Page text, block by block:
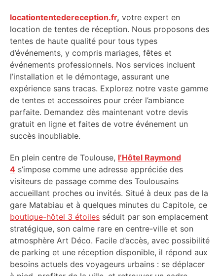
locationtentedereception.fr, votre expert en
location de tentes de réception. Nous proposons des
tentes de haute qualité pour tous types
d’événements, y compris mariages, fêtes et
événements professionnels. Nos services incluent
l’installation et le démontage, assurant une
expérience sans tracas. Explorez notre vaste gamme
de tentes et accessoires pour créer l’ambiance
parfaite. Demandez dès maintenant votre devis
gratuit en ligne et faites de votre événement un
succès inoubliable.
En plein centre de Toulouse, l’Hôtel Raymond
4 s’impose comme une adresse appréciée des
visiteurs de passage comme des Toulousains
accueillant proches ou invités. Situé à deux pas de la
gare Matabiau et à quelques minutes du Capitole, ce
boutique-hôtel 3 étoiles séduit par son emplacement
stratégique, son calme rare en centre-ville et son
atmosphère Art Déco. Facile d’accès, avec possibilité
de parking et une réception disponible, il répond aux
besoins actuels des voyageurs urbains : se déplacer